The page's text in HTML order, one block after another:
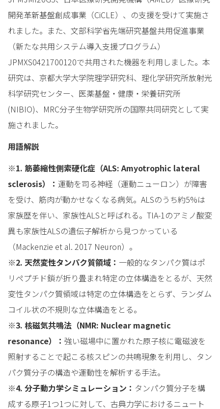
開発革新基盤創成事業（CiCLE）、の支援を受けて実施さ
れました。また、文部科学省先端研究基盤共用促進事業
（新たな共用システム導入支援プログラム）
JPMXS0421700120で共用された機器を利用しました。本
研究は、京都大学大学院理学研究科、理化学研究所放射光
科学研究センター、医薬基盤・健康・栄養研究所
(NIBIO)、MRC分子生物学研究所の国際共同研究として実
施されました。
用語解説
※1. 筋萎縮性側索硬化症（ALS: Amyotrophic lateral
sclerosis）： 運動を司る神経（運動ニューロン）が障害
を受け、筋肉が動かせなくなる病気。ALSのうち約5%は
家族歴を伴い、家族性ALSと呼ばれる。TIA-1のアミノ酸変
異も家族性ALSの遺伝子解析から見つかっている
（Mackenzie et al. 2017 Neuron）。
※2. 天然変性タンパク質領域： 一般的なタンパク質はポ
リペプチド鎖が折り畳まれ特定の立体構造をとるが、天然
変性タンパク質領域は特定の立体構造をとらず、ランダム
コイル状の不規則な立体構造をとる。
※3. 核磁気共鳴法（NMR: Nuclear magnetic
resonance）： 強い磁場中に置かれた原子核に電磁波を
照射することで起こる核スピンの共鳴現象を利用し、タン
パク質分子の構造や運動性を解析する手法。
※4. 分子動力学シミュレーション： タンパク質分子を構
成する原子1つ1つに対して、古典力学におけるニュート